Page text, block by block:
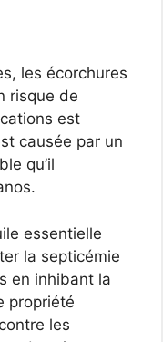
les écorchures
risque de
est
causée par un
qu’il
essentielle
la septicémie
en inhibant la
propriété
les